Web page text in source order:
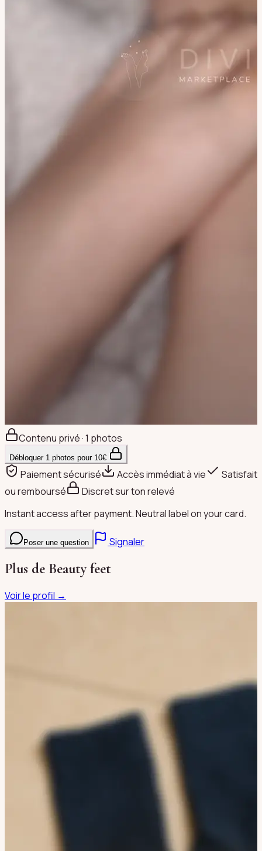
Contenu privé · 1 photos
Débloquer 1 photos pour 10€
Paiement sécurisé Accès immédiat à vie
Satisfait
ou remboursé
Discret sur ton relevé
Instant access after payment. Neutral label on your card.
Poser une question Signaler
Plus de Beauty feet
Voir le profil →